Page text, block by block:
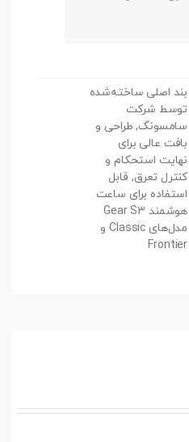
بند اصلی ساخته‌شده
توسط شركت
سامسونگ, طراحی و
بافت عالی برای
نهایت استحکام و
کنترل تعرق, قابل
استفاده برای ساعت
هوشمند Gear S3
مدل‌های Classic و
Frontier